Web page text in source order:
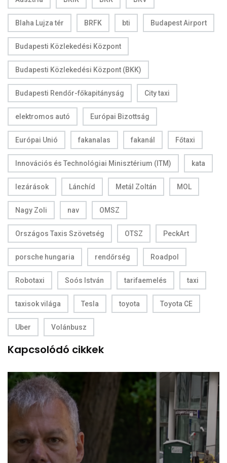
Blaha Lujza tér BRFK bti Budapest Airport
Budapesti Közlekedési Központ
Budapesti Közlekedési Központ (BKK)
Budapesti Rendőr-főkapitányság City taxi
elektromos autó Európai Bizottság
Európai Unió fakanalas fakanál Főtaxi
Innovációs és Technológiai Minisztérium (ITM) kata
lezárások Lánchíd Metál Zoltán MOL
Nagy Zoli nav OMSZ
Országos Taxis Szövetség OTSZ PeckArt
porsche hungaria rendőrség Roadpol
Robotaxi Soós István tarifaemelés taxi
taxisok világa Tesla toyota Toyota CE
Uber Volánbusz
Kapcsolódó cikkek